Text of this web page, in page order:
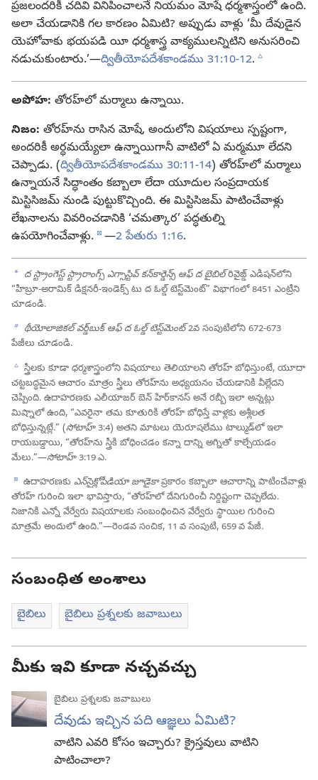
ప్రజలందరికీ చదివి వినిపించాలనే నియమం మోషే ధర్మశాస్త్రంలో ఉంది.
అలా చేయడానికి గల కారణం ఏమిటి? అప్పుడు వాళ్లు ‘మీ దేవుడైన
యెహోవాకు భయపడి యీ ధర్మశాస్త్ర వాక్యములన్నిటిని అనుసరించి
నడుచుకుంటారు.’—ద్వితీయోపదేశకాండము 31:10-12. c
అపోహ: తోరహ్‌లో మర్మాలు ఉన్నాయి.
నిజం: తోరహ్‌ను రాసిన మోషే, అందులోని విషయాలు స్పష్టంగా,
అందరికీ అర్థమయ్యేలా ఉన్నాయిగానీ వాటిలో ఏ మర్మమూ లేదని
చెప్పాడు. (ద్వితీయోపదేశకాండము 30:11-14) తోరహ్‌లో మర్మాలు
ఉన్నాయనే సిద్ధాంతం కబ్బాలా లేదా యూదుల సంప్రదాయక
మిస్టిసిజమ్‌ నుండి పుట్టుకొచ్చింది. ఈ మిస్టిసిజమ్‌ పాటించేవాళ్లు
లేఖనాలను వివరించడానికి ‘చమత్కార’ పద్ధతుల్ని
ఉపయోగించేవాళ్లు. d—2 పేతురు 1:16.
a ద స్ట్రాంగెస్ట్‌ స్ట్రారాంగ్స్‌ ఎగ్సాస్టివ్‌ కన్‌కార్డెన్స్‌ ఆఫ్‌ ద బైబిల్‌రివైజ్డ్‌ ఎడిషన్‌లోని
“హీబ్రూ-అరామిక్‌ డిక్షనరీ-ఇండెక్స్‌ టు ద ఓల్డ్‌ టెస్ట్‌మెంట్‌” విభాగంలో 8451 ఎంట్రీని
చూడండి.
b థీయోలాజికల్‌ వర్డ్‌బుక్‌ ఆఫ్‌ ద ఓల్డ్‌ టెస్ట్‌మెంట్‌2వ సంపుటిలోని 672-673
పేజీలు చూడండి.
c స్త్రీలకు కూడా ధర్మశాస్త్రంలోని విషయాలు తెలియాలని తోరహ్‌ బోధిస్తుంటే, యూదా
చట్టబద్ధమైన ఆచారం మాత్రం స్త్రీలు తోరహ్‌ను అధ్యయనం చేయడానికి వీల్లేదని
చెప్పింది. ఉదాహరణకు ఎలీయాజర్‌ బెన్‌ హిర్‌కానస్‌ అనే రబ్బీ ఇలా అన్నట్లు
మిష్నాలో ఉంది, “ఎవరైనా తమ కూతురికి తోరహ్‌ బోధిస్తే వాళ్లకు అశ్లీలత
బోధిస్తున్నట్లే.” (సోటాహ్‌3:4) అతని మాటలు యెరూషలేము టాల్ముడ్‌లో ఇలా
రాయబడ్డాయి, “తోరహ్‌ను స్త్రీకి బోధించడం కన్నా దాన్ని అగ్నితో కాల్చేయడం
మేలు.”—సోటాహ్‌3:19 ఎ.
d ఉదాహరణకు ఎన్‌సైక్లోపీడియా జూడైకాప్రకారం కబ్బాలా ఆచారాన్ని పాటించేవాళ్లు
తోరహ్‌ గురించి ఇలా భావిస్తారు, “తోరహ్‌లో దేనిగురించీ నిర్దిష్టంగా చెప్పలేదు.
నిజానికి ఎన్నో వేర్వేరు విషయాలకు సంబంధించిన వేర్వేరు స్థాయిల గురించి
మాత్రమే అందులో ఉంది.”—రెండవ సంచిక, 11 వ సంపుటి, 659 వ పేజీ.
సంబంధిత అంశాలు
బైబిలు బైబిలు ప్రశ్నలకు జవాబులు
మీకు ఇవి కూడా నచ్చవచ్చు
బైబిలు ప్రశ్నలకు జవాబులు
దేవుడు ఇచ్చిన పది ఆజ్ఞలు ఏమిటి?
వాటిని ఎవరి కోసం ఇచ్చారు? క్రైస్తవులు వాటిని
పాటించాలా?